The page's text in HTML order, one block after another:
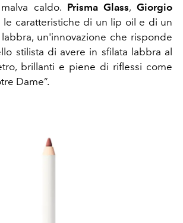
caldo. Prisma Glass, Giorgio
le caratteristiche di un lip oil e di un
un'innovazione che risponde
stilista di avere in sfilata labbra al
brillanti e piene di riflessi come
Dame”.